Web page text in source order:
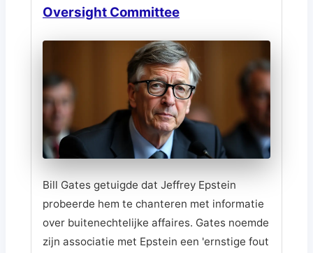
Oversight Committee
Bill Gates getuigde dat Jeffrey Epstein
probeerde hem te chanteren met informatie
over buitenechtelijke affaires. Gates noemde
zijn associatie met Epstein een 'ernstige fout